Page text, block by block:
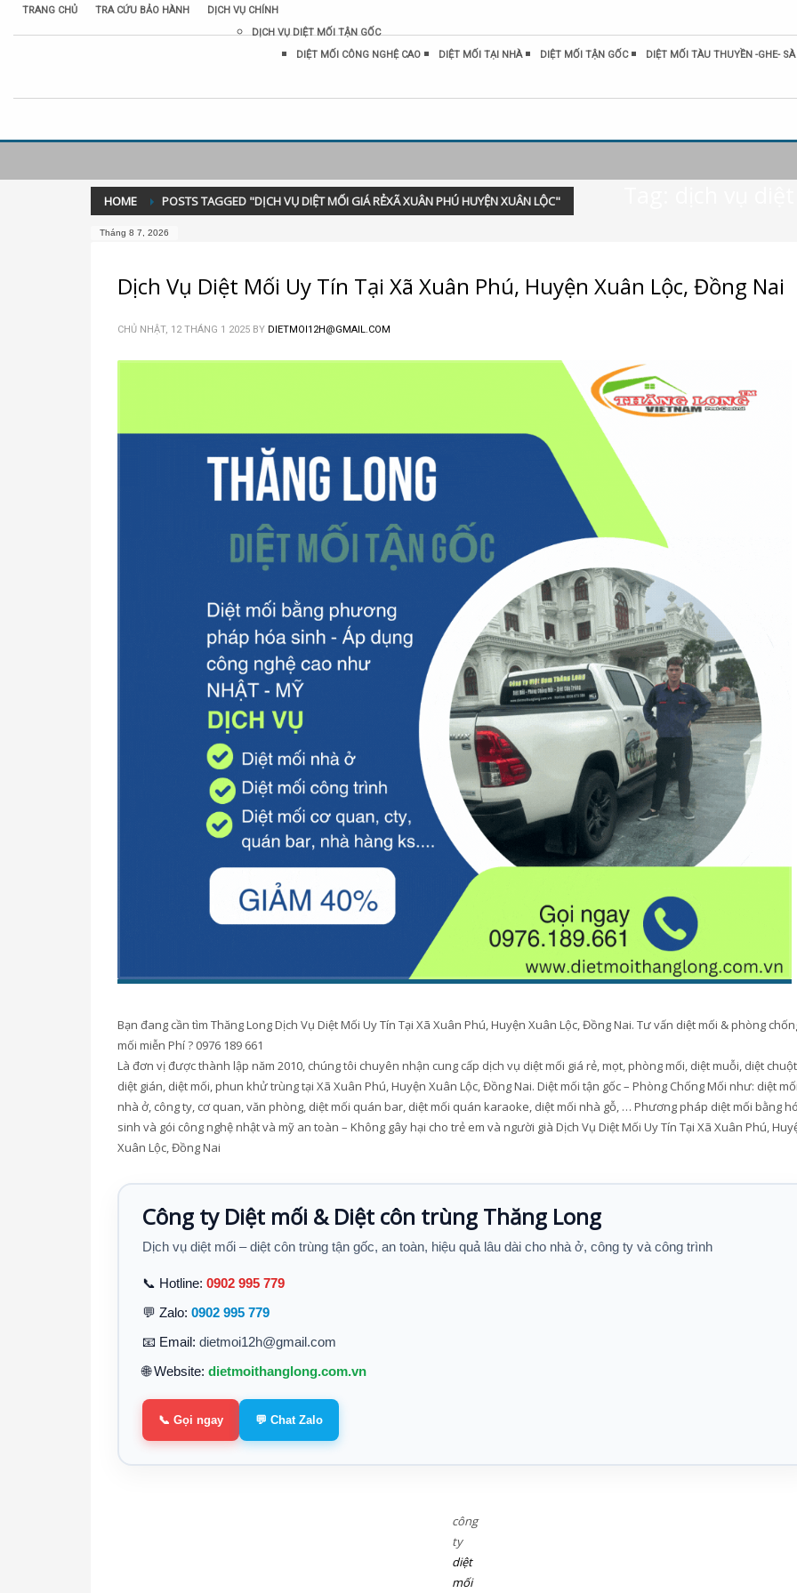
TRANG CHỦ TRA CỨU BẢO HÀNH
DỊCH VỤ CHÍNH
DỊCH VỤ DIỆT MỐI TẬN GỐC
DIỆT MỐI CÔNG NGHỆ CAO
DIỆT MỐI TẠI NHÀ DIỆT MỐI TẬN GỐC DIỆT MỐI TÀU THUYỀN -GHE-
HOME POSTS TAGGED "DỊCH VỤ DIỆT MỐI GIÁ RẺXÃ XUÂN PHÚ HUYỆN XUÂN LỘC"
Tháng 8 7, 2026
Dịch Vụ Diệt Mối Uy Tín Tại Xã Xuân Phú, Huyện Xuân Lộc, Đồng Nai
CHỦ NHẬT, 12 THÁNG 1 2025 BY DIETMOI12H@GMAIL.COM
Bạn đang cần tìm Thăng Long Dịch Vụ Diệt Mối Uy Tín Tại Xã Xuân Phú, Huyện Xuân Lộc, Đồng Nai. Tư vấn diệt mối & phòng
mối miễn Phí ? 0976 189 661
Là đơn vị được thành lập năm 2010, chúng tôi chuyên nhận cung cấp dịch vụ diệt mối giá rẻ, mọt, phòng mối, diệt muỗi, diệt
diệt gián, diệt mối, phun khử trùng tại Xã Xuân Phú, Huyện Xuân Lộc, Đồng Nai. Diệt mối tận gốc – Phòng Chống Mối như: diệt mối
nhà ở, công ty, cơ quan, văn phòng, diệt mối quán bar, diệt mối quán karaoke, diệt mối nhà gỗ, … Phương pháp diệt mối bằng
sinh và gói công nghệ nhật và mỹ an toàn – Không gây hại cho trẻ em và người già Dịch Vụ Diệt Mối Uy Tín Tại Xã Xuân Phú,
Xuân Lộc, Đồng Nai
Công ty Diệt mối & Diệt côn trùng Thăng Long
Dịch vụ diệt mối – diệt côn trùng tận gốc, an toàn, hiệu quả lâu dài cho nhà ở, công ty và công trình
📞 Hotline: 0902 995 779
💬 Zalo: 0902 995 779
📧 Email: dietmoi12h@gmail.com
🌐 Website: dietmoithanglong.com.vn
📞 Gọi ngay 💬 Chat Zalo
công
ty
diệt
mối